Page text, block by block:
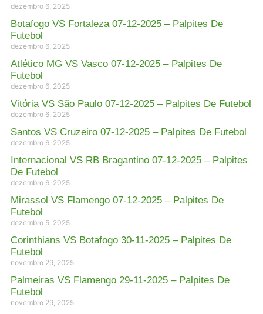
dezembro 6, 2025
Botafogo VS Fortaleza 07-12-2025 – Palpites De
Futebol
dezembro 6, 2025
Atlético MG VS Vasco 07-12-2025 – Palpites De
Futebol
dezembro 6, 2025
Vitória VS São Paulo 07-12-2025 – Palpites De Futebol
dezembro 6, 2025
Santos VS Cruzeiro 07-12-2025 – Palpites De Futebol
dezembro 6, 2025
Internacional VS RB Bragantino 07-12-2025 – Palpites
De Futebol
dezembro 6, 2025
Mirassol VS Flamengo 07-12-2025 – Palpites De
Futebol
dezembro 5, 2025
Corinthians VS Botafogo 30-11-2025 – Palpites De
Futebol
novembro 29, 2025
Palmeiras VS Flamengo 29-11-2025 – Palpites De
Futebol
novembro 29, 2025